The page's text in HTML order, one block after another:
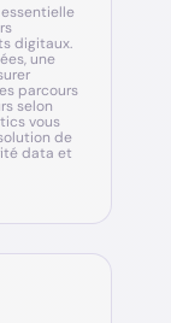
digitaux.
une
parcours
selon
vous
de
data et